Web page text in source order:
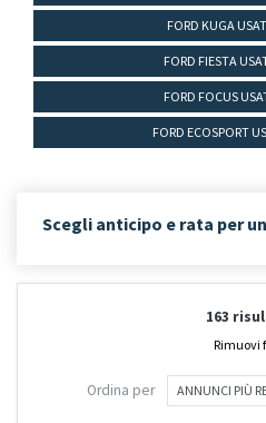
FORD KUGA
FORD FIESTA
FORD FOCUS
FORD ECOSPORT
Scegli anticipo e rata per
163
Rimuovi
Ordina per ANNUNCI PIÙ